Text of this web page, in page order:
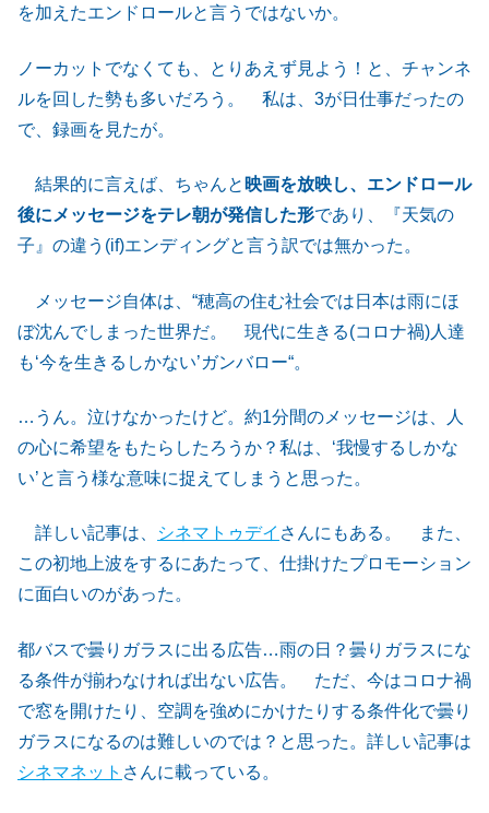
を加えたエンドロールと言うではないか。
ノーカットでなくても、とりあえず見よう！と、チャンネ
ルを回した勢も多いだろう。 私は、3が日仕事だったの
で、録画を見たが。
結果的に言えば、ちゃんと 映画を放映し、エンドロール
後にメッセージをテレ朝が発信した形であり、『天気の
子』の違う(if)エンディングと言う訳では無かった。
メッセージ自体は、“穂高の住む社会では日本は雨にほ
ぼ沈んでしまった世界だ。 現代に生きる(コロナ禍)人達
も‘今を生きるしかない’ガンバロー“。
…うん。泣けなかったけど。約1分間のメッセージは、人
の心に希望をもたらしたろうか？私は、‘我慢するしかな
い’と言う様な意味に捉えてしまうと思った。
詳しい記事は、 シネマトゥデイ さんにもある。 また、
この初地上波をするにあたって、仕掛けたプロモーション
に面白いのがあった。
都バスで曇りガラスに出る広告…雨の日？曇りガラスにな
る条件が揃わなければ出ない広告。 ただ、今はコロナ禍
で窓を開けたり、空調を強めにかけたりする条件化で曇り
ガラスになるのは難しいのでは？と思った。詳しい記事は
シネマネット さんに載っている。